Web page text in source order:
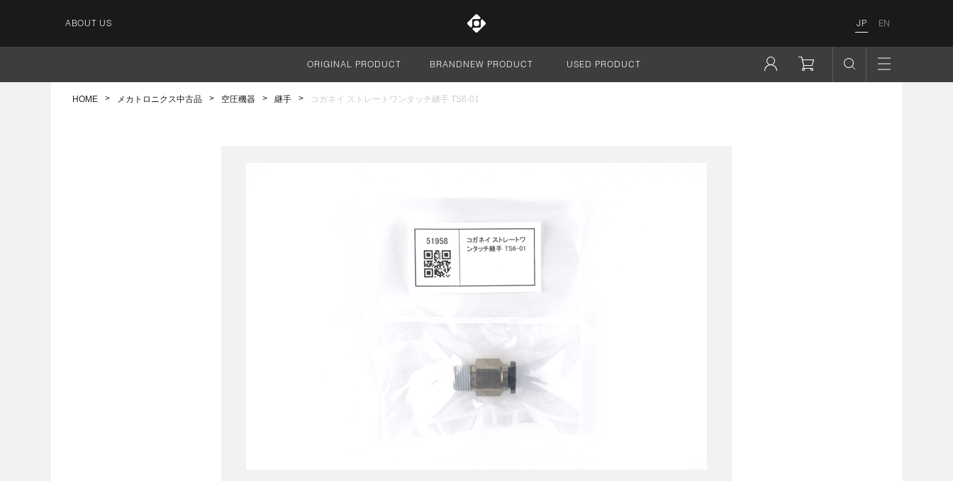
ABOUT US JP EN
サイト全体
ORIGINAL PRODUCT BRANDNEW PRODUCT USED PRODUCT
HOME メカトロニクス中古品 空圧機器 継手 コガネイ ストレートワンタッチ継手 TS6-01